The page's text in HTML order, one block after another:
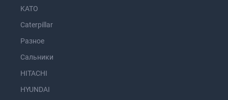
KATO
Caterpillar
Разное
Сальники
HITACHI
HYUNDAI